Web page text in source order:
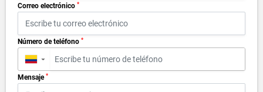
Correo electrónico *
Número de teléfono *
▼
Mensaje *